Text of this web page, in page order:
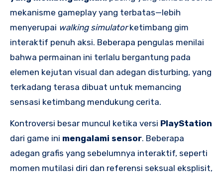
mekanisme gameplay yang terbatas—lebih
menyerupai walking simulatorketimbang gim
interaktif penuh aksi. Beberapa pengulas menilai
bahwa permainan ini terlalu bergantung pada
elemen kejutan visual dan adegan disturbing, yang
terkadang terasa dibuat untuk memancing
sensasi ketimbang mendukung cerita.
Kontroversi besar muncul ketika versi PlayStation
dari game ini mengalami sensor. Beberapa
adegan grafis yang sebelumnya interaktif, seperti
momen mutilasi diri dan referensi seksual eksplisit,